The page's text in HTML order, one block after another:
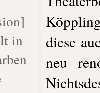
in
diese
neu